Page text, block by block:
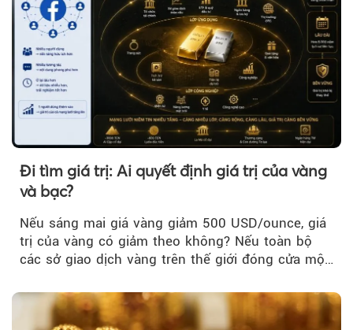
Đi tìm giá trị: Ai quyết định giá trị của vàng
và bạc?
Nếu sáng mai giá vàng giảm 500 USD/ounce, giá
trị của vàng có giảm theo không? Nếu toàn bộ
các sở giao dịch vàng trên thế giới đóng cửa một